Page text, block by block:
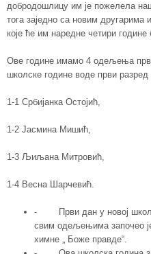
добродошлицу им је пожелела
тога заједно са новим
које ће им наредне четири
Ове године имамо 4 одељења
школске године воде први разред
1-1 Србијанка Остојић,
1-2 Јасмина Мишић,
1-3 Љиљана Митровић,
1-4 Весна Шарчевић.
- Први дан у новој
свим одељењима започео
химне „ Боже правде“.